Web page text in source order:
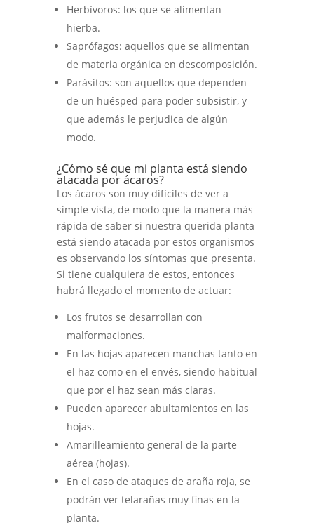
Herbívoros: los que se alimentan
hierba.
Saprófagos: aquellos que se alimentan
de materia orgánica en descomposición.
Parásitos: son aquellos que dependen
de un huésped para poder subsistir, y
que además le perjudica de algún
modo.
¿Cómo sé que mi planta está siendo
atacada por ácaros?
Los ácaros son muy difíciles de ver a
simple vista, de modo que la manera más
rápida de saber si nuestra querida planta
está siendo atacada por estos organismos
es observando los síntomas que presenta.
Si tiene cualquiera de estos, entonces
habrá llegado el momento de actuar:
Los frutos se desarrollan con
malformaciones.
En las hojas aparecen manchas tanto en
el haz como en el envés, siendo habitual
que por el haz sean más claras.
Pueden aparecer abultamientos en las
hojas.
Amarilleamiento general de la parte
aérea (hojas).
En el caso de ataques de araña roja, se
podrán ver telarañas muy finas en la
planta.